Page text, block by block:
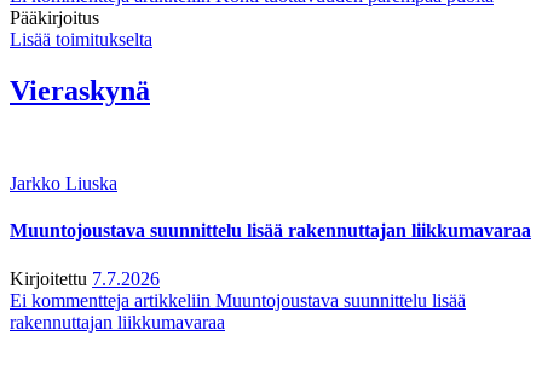
Pääkirjoitus
Lisää toimitukselta
Vieraskynä
Jarkko Liuska
Muuntojoustava suunnittelu lisää rakennuttajan liikkumavaraa
Kirjoitettu 7.7.2026
Ei kommentteja artikkeliin Muuntojoustava suunnittelu lisää
rakennuttajan liikkumavaraa